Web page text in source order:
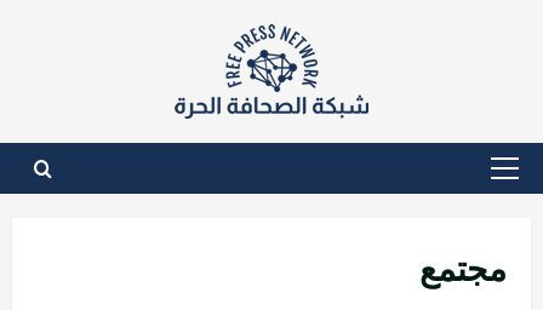
القائمة
مجتمع